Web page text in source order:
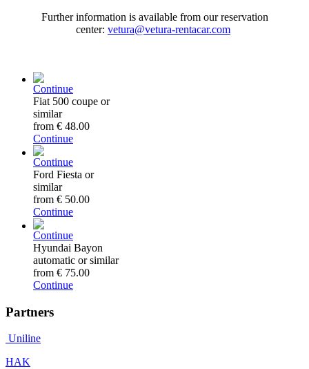
Further information is available from our reservation
center: vetura@vetura-rentacar.com
Continue
Fiat 500 coupe or
similar
from € 48.00
Continue
Continue
Ford Fiesta or
similar
from € 50.00
Continue
Continue
Hyundai Bayon
automatic or similar
from € 75.00
Continue
Partners
Uniline
HAK